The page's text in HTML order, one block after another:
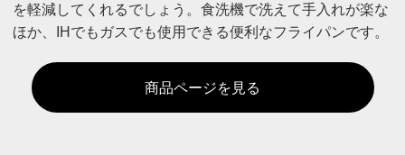
を軽減してくれるでしょう。食洗機で洗えて手入れが楽な
ほか、IHでもガスでも使用できる便利なフライパンです。
商品ページを見る